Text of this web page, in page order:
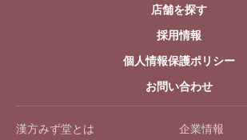
店舗を探す
採用情報
個人情報保護ポリシー
お問い合わせ
漢方みず堂とは 企業情報